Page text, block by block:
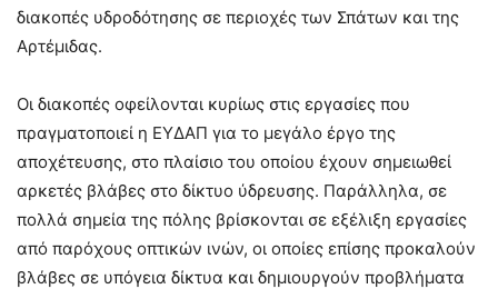
διακοπές υδροδότησης σε περιοχές των Σπάτων και της
Αρτέμιδας.
Οι διακοπές οφείλονται κυρίως στις εργασίες που
πραγματοποιεί η ΕΥΔΑΠ για το μεγάλο έργο της
αποχέτευσης, στο πλαίσιο του οποίου έχουν σημειωθεί
αρκετές βλάβες στο δίκτυο ύδρευσης. Παράλληλα, σε
πολλά σημεία της πόλης βρίσκονται σε εξέλιξη εργασίες
από παρόχους οπτικών ινών, οι οποίες επίσης προκαλούν
βλάβες σε υπόγεια δίκτυα και δημιουργούν προβλήματα